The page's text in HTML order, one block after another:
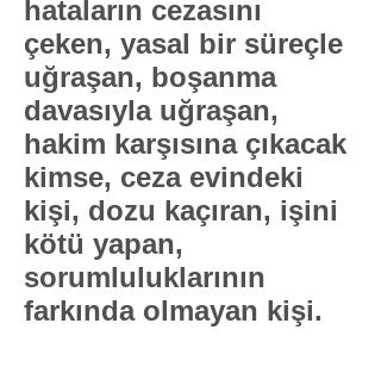
hataların cezasını
çeken, yasal bir süreçle
uğraşan, boşanma
davasıyla uğraşan,
hakim karşısına çıkacak
kimse, ceza evindeki
kişi, dozu kaçıran, işini
kötü yapan,
sorumluluklarının
farkında olmayan kişi.​